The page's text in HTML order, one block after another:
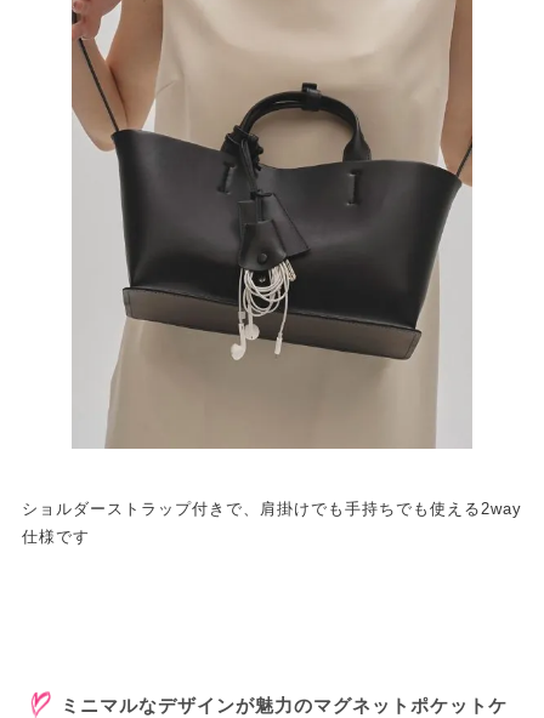
ショルダーストラップ付きで、肩掛けでも手持ちでも使える2way
仕様です
ミニマルなデザインが魅力のマグネットポケットケ